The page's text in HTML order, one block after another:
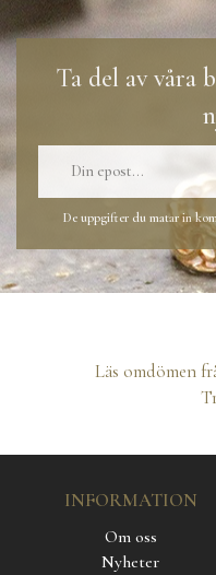
Ta del av våra
De uppgifter du matar in
Läs omdömen
INFORMATION
Om oss
Nyheter